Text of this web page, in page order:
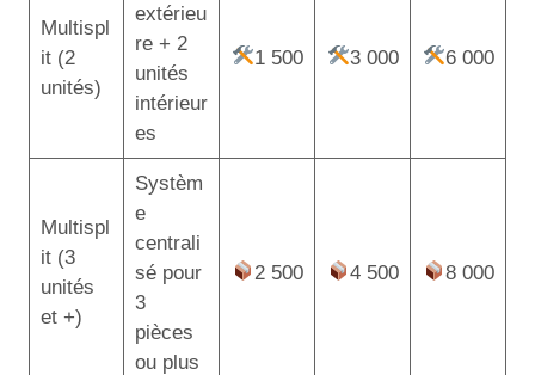
Multispl
it (2
unités)
extérieu
re + 2
unités
intérieur
es
1 500 3 000 6 000
Multispl
it (3
unités
et +)
Systèm
e
centrali
sé pour
3
pièces
ou plus
2 500 4 500 8 000